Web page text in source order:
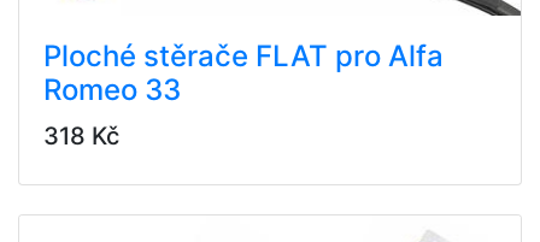
Ploché stěrače FLAT pro Alfa
Romeo 33
318 Kč